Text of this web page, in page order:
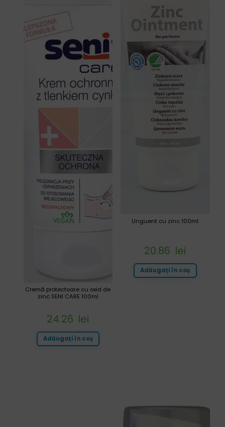
Unguent cu zinc 100ml
20.86 lei
Adăugați în coș
Cremă protectoare cu oxid de
zinc SENI CARE 100ml
24.26 lei
Adăugați în coș